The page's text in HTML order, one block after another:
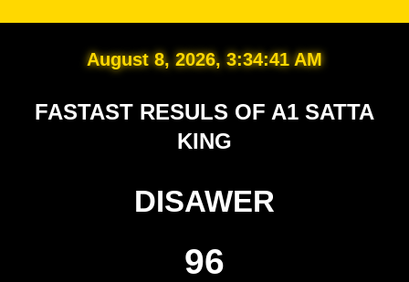
August 8, 2026, 3:34:42 AM
FASTAST RESULS OF A1 SATTA
KING
DISAWER
96